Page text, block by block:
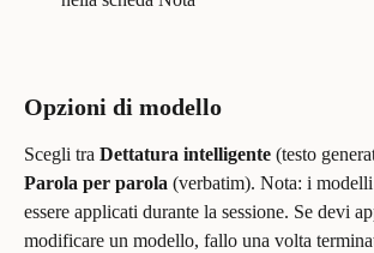
Opzioni di modello
Scegli tra Dettatura intelligente (testo
Parola per parola (verbatim). Nota: i
essere applicati durante la sessione. Se devi
modificare un modello, fallo una volta